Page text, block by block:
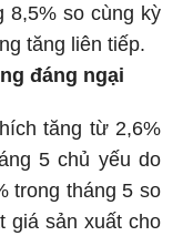
8,5% so cùng kỳ
tăng liên tiếp.
đáng ngại
tăng từ 2,6%
5 chủ yếu do
trong tháng 5 so
giá sản xuất cho